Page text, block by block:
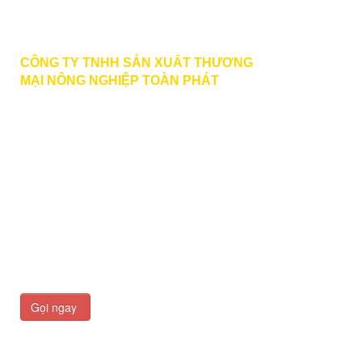
CÔNG TY TNHH SẢN XUẤT THƯƠNG
MẠI
NÔNG NGHIỆP TOÀN PHÁT
Gọi ngay